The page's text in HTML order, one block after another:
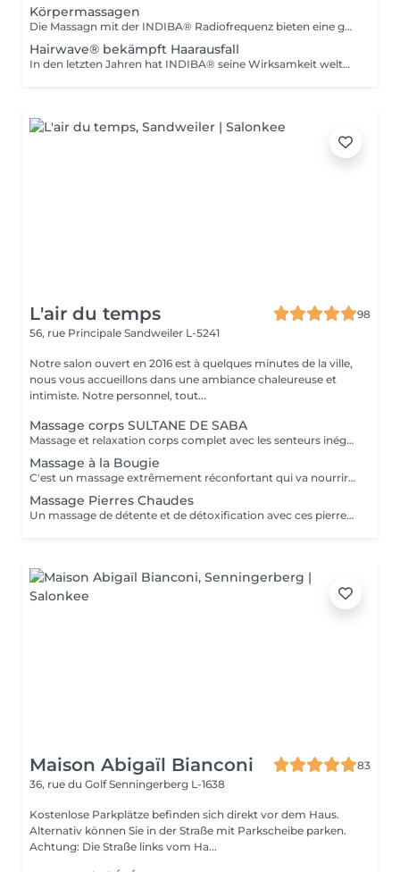
Körpermassagen
Die Massagn mit der INDIBA® Radiofrequenz bieten eine ganze vielfalt an Wirkungen. Von tiefe Entspannung und Drainage bis hin zu der Behandlung von Zellulit oder für mehr Festigkeit und eine glattere Hautstruktur, INDIBA® wird Ihnen schnell ein besseres Körper- und Hautgefühl. Die Behandlung ist nicht nur entspannend, sondern auch schnell wirksam. Schon nach der ersten Massage werden Sie den Unterschied spüren und sehen. Wenn Sie sich über die INDIBA® Massagen informieren möchten können Sie ein Info Termin buchen.
Hairwave® bekämpft Haarausfall
In den letzten Jahren hat INDIBA® seine Wirksamkeit weltweit bewiesem in der Bekämpfung von Haarausfall. Die Technologie stärkt die Haarwurzeln und stimuliert den Wachstum von Haaren. Durch die Tiefwirkung erfolgt ein erhöhte Durchblutung und Zufuhr an Sauerstoff das dazu führt dass Haare wieder wachsen. Die Ergebnissen sind sichtbar nach zirka 4 Behandlungen. 10-12 Behandliungen sind notwendig um dauerhafte Resultate zu bekommen. Überzeugen sie sich selbst Instagram/Facebook Indiba Deep Beauty France
L'air du temps
98
56, rue Principale Sandweiler L-5241
Notre salon ouvert en 2016 est à quelques minutes de la ville,
nous vous accueillons dans une ambiance chaleureuse et
intimiste. Notre personnel, tout...
Massage corps SULTANE DE SABA
Massage et relaxation corps complet avec les senteurs inégalables de notre gamme artisanale et ancestrale de 'Sultane de Saba'. Pour vous faire plaisir ou pour offrir un moment de détente et bien-être.
Massage à la Bougie
C'est un massage extrêmement réconfortant qui va nourrir en même temps votre peau avec les propriétés de la bougie de massage. Vous voyagerez avec les senteurs inégalables de la gamme 'Sultane de Saba' . Idéalement à faire durant les mois d'hiver.
Massage Pierres Chaudes
Un massage de détente et de détoxification avec ces pierres chaudes de basalte qui vont détendre vos muscles et vous donneront une sensation de bien-être. Eviter de le faire en été car sensation de chaleur assez intense.
Maison Abigaïl Bianconi
83
36, rue du GolfSenningerberg L-1638
Kostenlose Parkplätze befinden sich direkt vor dem Haus.
Alternativ können Sie in der Straße mit Parkscheibe parken.
Achtung: Die Straße links vom Ha...